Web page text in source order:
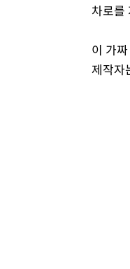
차로를
이 가
제작자